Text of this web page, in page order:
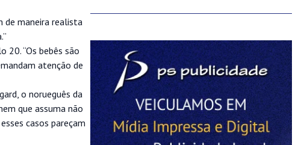
de maneira realista
“Os bebês são
atenção de
o norueguês da
que assuma não
casos pareçam